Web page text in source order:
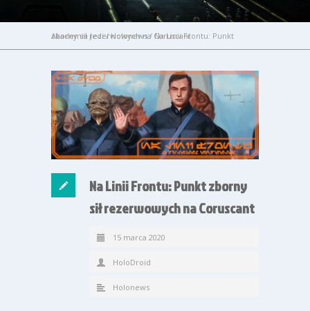
Akademia Jedi/Holonews/
Na Linii Frontu: Punkt zborny sił rezerwowych na Coruscant
Na Linii Frontu: Punkt zborny
sił rezerwowych na Coruscant
15 marca 2020
HoloDroid
Holonews